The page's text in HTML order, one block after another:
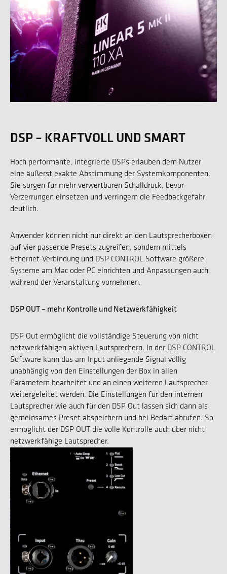
DSP – KRAFTVOLL UND SMART
Hoch performante, integrierte DSPs erlauben dem Nutzer
eine äußerst exakte Abstimmung der Systemkomponenten.
Sie sorgen für mehr verwertbaren Schalldruck, bevor
Verzerrungen einsetzen und verringern die Feedbackgefahr
deutlich.
Anwender können nicht nur direkt an den Lautsprecherboxen
auf vier passende Presets zugreifen, sondern mittels
Ethernet-Verbindung und DSP CONTROL Software größere
Systeme am Mac oder PC einrichten und Anpassungen auch
während der Veranstaltung vornehmen.
DSP OUT – mehr Kontrolle und Netzwerkfähigkeit
DSP Out ermöglicht die vollständige Steuerung von nicht
netzwerkfähigen aktiven Lautsprechern. In der DSP CONTROL
Software kann das am Input anliegende Signal völlig
unabhängig von den Einstellungen der Box in allen
Parametern bearbeitet und an einen weiteren Lautsprecher
weitergeleitet werden. Die Einstellungen für den internen
Lautsprecher wie auch für den DSP Out lassen sich dann als
gemeinsames Preset abspeichern und bei Bedarf abrufen. So
ermöglicht der DSP OUT die volle Kontrolle auch über nicht
netzwerkfähige Lautsprecher.